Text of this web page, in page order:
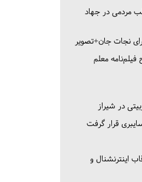
مردمی در جهاد
نجات جان+تصویر
فیلم‌نامه معلم
در شیراز
قرار گرفت
اینترنشنال و